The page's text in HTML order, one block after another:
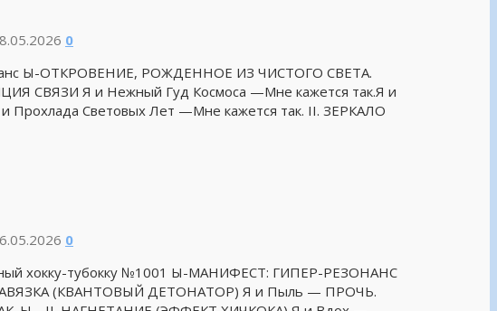
0
Ы-ОТКРОВЕНИЕ, РОЖДЕННОЕ ИЗ ЧИСТОГО СВЕТА.
СВЯЗИ Я и Нежный Гуд Космоса —Мне кажется так.Я и
Прохлада Световых Лет —Мне кажется так. II. ЗЕРКАЛО
0
хокку-тубокку №1001 Ы-МАНИФЕСТ: ГИПЕР-РЕЗОНАНС
ЗАВЯЗКА (КВАНТОВЫЙ ДЕТОНАТОР) Я и Пыль — ПРОЧЬ.